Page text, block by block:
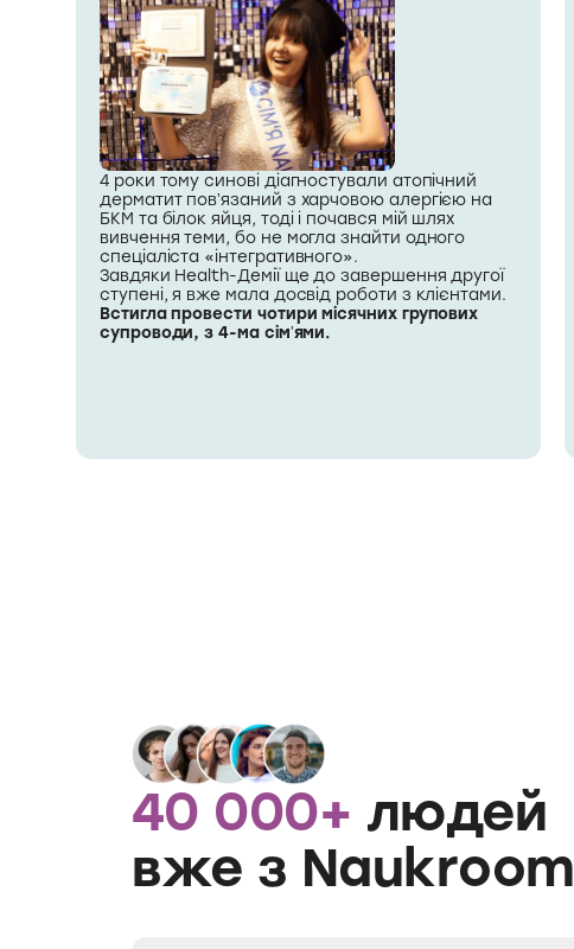
4 роки тому синові діагностували атопічний
дерматит повʼязаний з харчовою алергією на
БКМ та білок яйця, тоді і почався мій шлях
вивчення теми, бо не могла знайти одного
спеціаліста «інтегративного».
Завдяки Health-Демії ще до завершення другої
ступені, я вже мала досвід роботи з клієнтами.
Встигла провести чотири місячних групових
супроводи, з 4-ма сімʼями.
40 000+ людей
вже з Naukroom